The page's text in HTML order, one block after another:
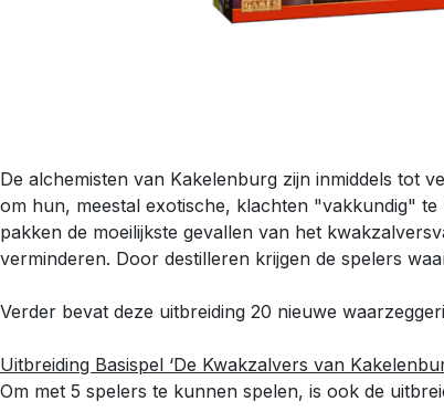
De alchemisten van Kakelenburg zijn inmiddels tot
om hun, meestal exotische, klachten "vakkundig"
pakken de moeilijkste gevallen van het
verminderen. Door destilleren krijgen de spelers
Verder bevat deze uitbreiding 20 nieuwe
Uitbreiding Basispel ‘De Kwakzalvers van
Om met 5 spelers te kunnen spelen, is ook de